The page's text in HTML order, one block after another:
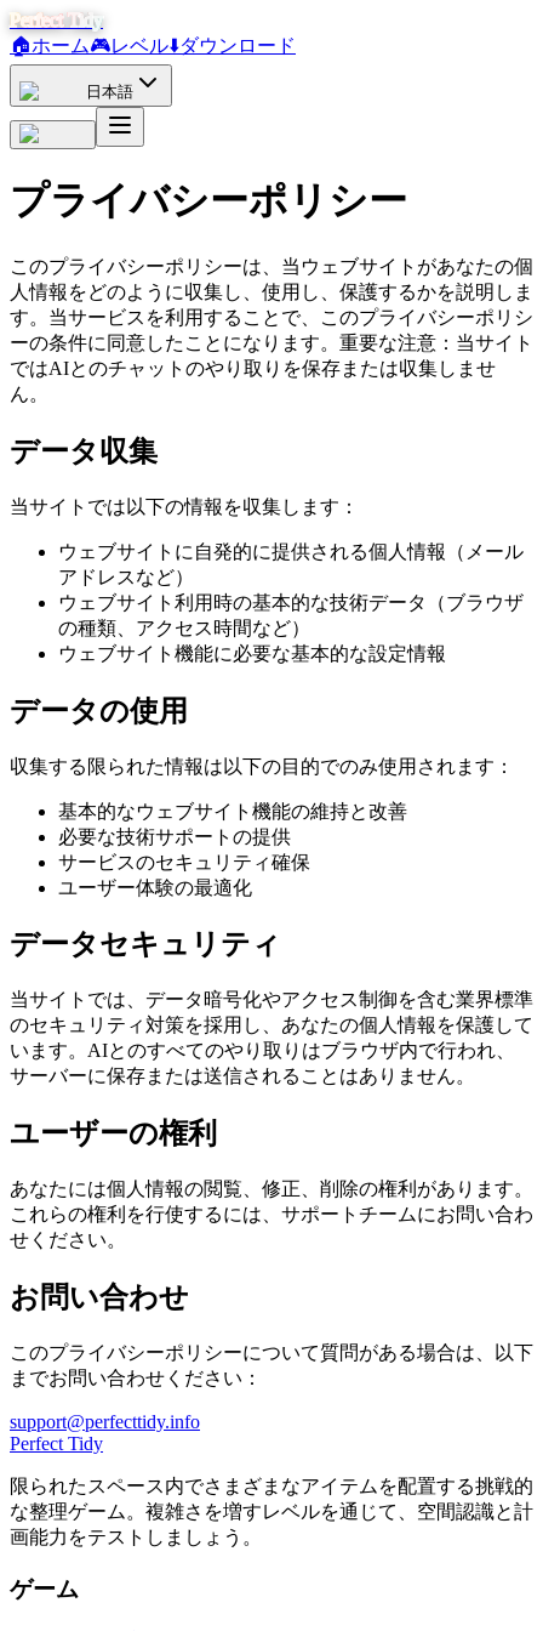
Perfect Tidy
🏠ホーム🎮レベル⬇️ダウンロード
日本語
プライバシーポリシー
このプライバシーポリシーは、当ウェブサイトがあなたの個
人情報をどのように収集し、使用し、保護するかを説明しま
す。当サービスを利用することで、このプライバシーポリシ
ーの条件に同意したことになります。重要な注意：当サイト
ではAIとのチャットのやり取りを保存または収集しませ
ん。
データ収集
当サイトでは以下の情報を収集します：
ウェブサイトに自発的に提供される個人情報（メール
アドレスなど）
ウェブサイト利用時の基本的な技術データ（ブラウザ
の種類、アクセス時間など）
ウェブサイト機能に必要な基本的な設定情報
データの使用
収集する限られた情報は以下の目的でのみ使用されます：
基本的なウェブサイト機能の維持と改善
必要な技術サポートの提供
サービスのセキュリティ確保
ユーザー体験の最適化
データセキュリティ
当サイトでは、データ暗号化やアクセス制御を含む業界標準
のセキュリティ対策を採用し、あなたの個人情報を保護して
います。AIとのすべてのやり取りはブラウザ内で行われ、
サーバーに保存または送信されることはありません。
ユーザーの権利
あなたには個人情報の閲覧、修正、削除の権利があります。
これらの権利を行使するには、サポートチームにお問い合わ
せください。
お問い合わせ
このプライバシーポリシーについて質問がある場合は、以下
までお問い合わせください：
support@perfecttidy.info
Perfect Tidy
限られたスペース内でさまざまなアイテムを配置する挑戦的
な整理ゲーム。複雑さを増すレベルを通じて、空間認識と計
画能力をテストしましょう。
ゲーム